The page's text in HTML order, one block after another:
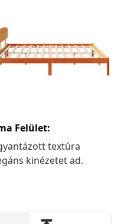
Felület:
textúra
kinézetet ad.